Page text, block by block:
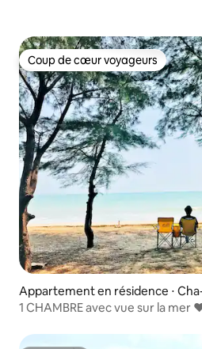
Coup de cœur voyageurs
Coup de cœur voyageurs
Appartement en résidence ⋅
1 CHAMBRE avec vue sur la